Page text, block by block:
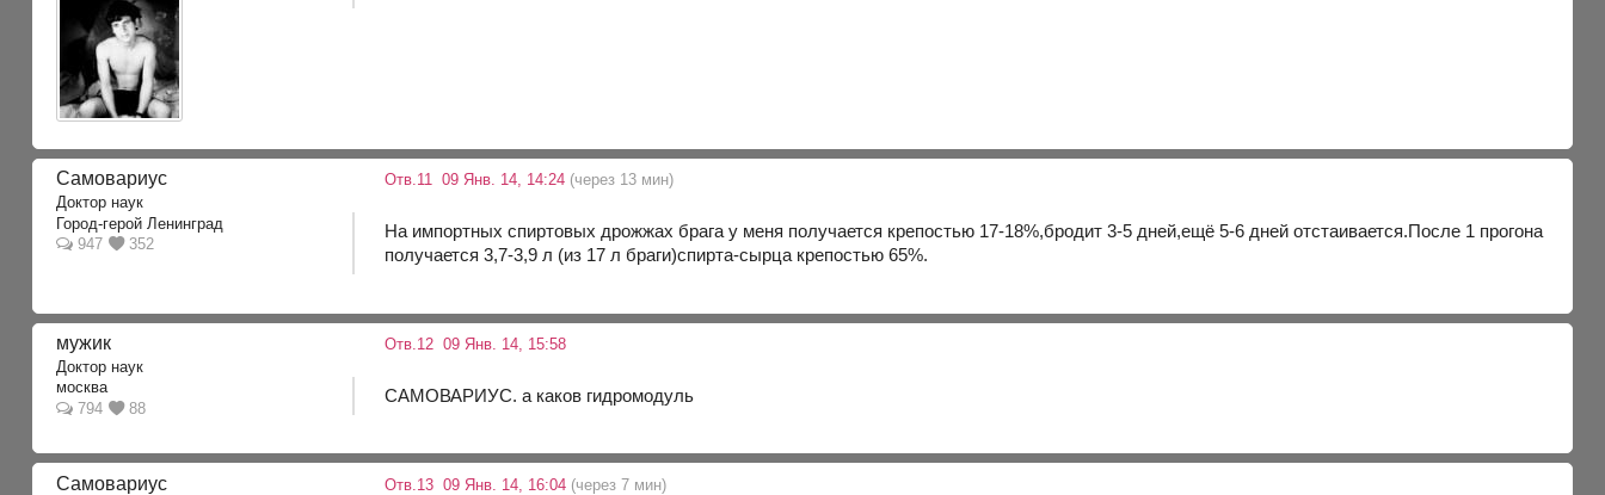
Самовариус
Доктор наук
Город-герой Ленинград
947
352
Отв.11 09 Янв. 14, 14:24 (через 13 мин)
На импортных спиртовых дрожжах брага у меня получается крепостью 17-18%,бродит 3-5 дней,ещё 5-6 дней отстаивается.После 1 прогона
получается 3,7-3,9 л (из 17 л браги)спирта-сырца крепостью 65%.
мужик
Доктор наук
москва
794
88
Отв.12 09 Янв. 14, 15:58
САМОВАРИУС. а каков гидромодуль
Самовариус Отв.13 09 Янв. 14, 16:04 (через 7 мин)